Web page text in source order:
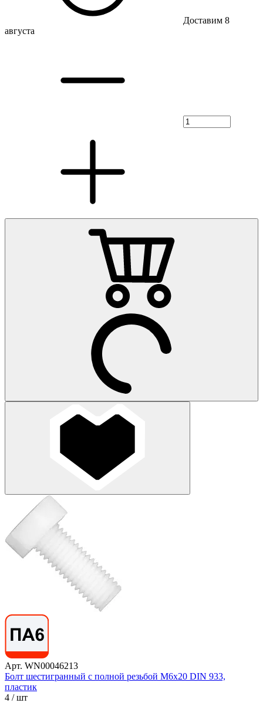
Доставим 8
августа
Арт. WN00046213
Болт шестигранный с полной резьбой М6х20 DIN 933,
пластик
4 / шт